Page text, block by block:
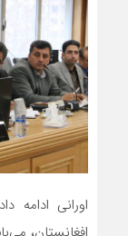
اورانی